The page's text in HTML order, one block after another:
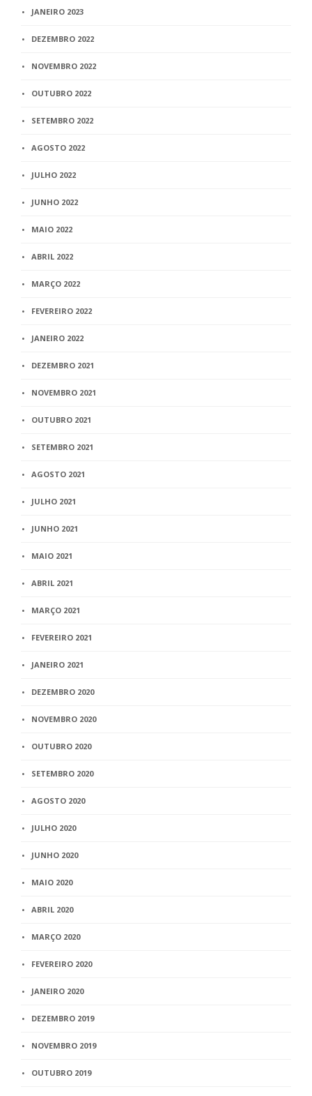
JANEIRO 2023
DEZEMBRO 2022
NOVEMBRO 2022
OUTUBRO 2022
SETEMBRO 2022
AGOSTO 2022
JULHO 2022
JUNHO 2022
MAIO 2022
ABRIL 2022
MARÇO 2022
FEVEREIRO 2022
JANEIRO 2022
DEZEMBRO 2021
NOVEMBRO 2021
OUTUBRO 2021
SETEMBRO 2021
AGOSTO 2021
JULHO 2021
JUNHO 2021
MAIO 2021
ABRIL 2021
MARÇO 2021
FEVEREIRO 2021
JANEIRO 2021
DEZEMBRO 2020
NOVEMBRO 2020
OUTUBRO 2020
SETEMBRO 2020
AGOSTO 2020
JULHO 2020
JUNHO 2020
MAIO 2020
ABRIL 2020
MARÇO 2020
FEVEREIRO 2020
JANEIRO 2020
DEZEMBRO 2019
NOVEMBRO 2019
OUTUBRO 2019